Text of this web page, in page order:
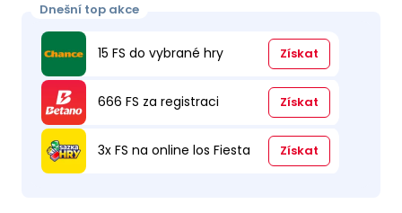
Dnešní top akce
15 FS do vybrané hry Získat
666 FS za registraci Získat
3x FS na online los Fiesta Získat